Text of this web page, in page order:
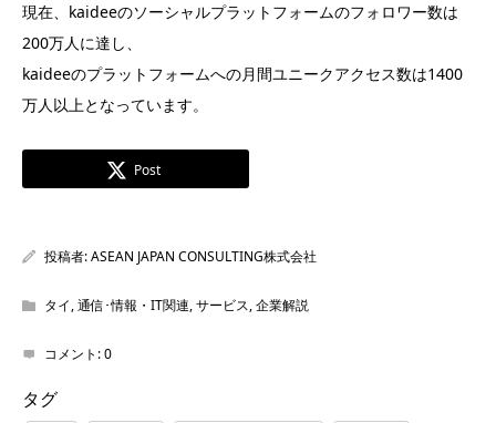
現在、kaideeのソーシャルプラットフォームのフォロワー数は
200万人に達し、
kaideeのプラットフォームへの月間ユニークアクセス数は1400
万人以上となっています。
Post
投稿者:ASEAN JAPAN CONSULTING株式会社
タイ,通信･情報・IT関連,サービス,企業解説
コメント:0
タグ